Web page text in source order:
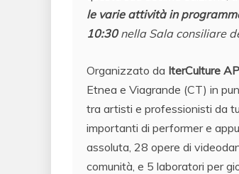
le varie attività in
10:30nella Sala consiliare
Organizzato da IterCulture
Etnea e Viagrande (CT) in
tra artisti e professionisti da
importanti di performer e
assoluta, 28 opere di
comunità, e 5 laboratori per